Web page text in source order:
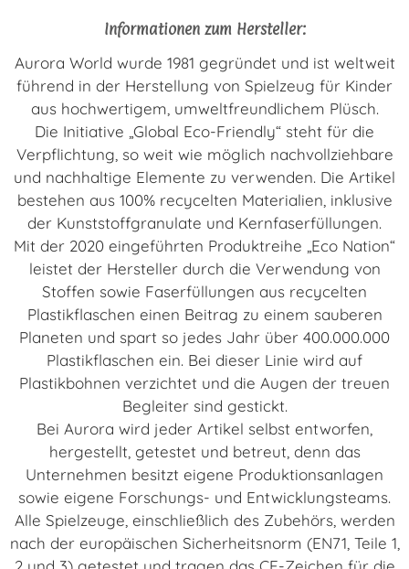
Informationen zum Hersteller:
Aurora World wurde 1981 gegründet und ist weltweit
führend in der Herstellung von Spielzeug für Kinder
aus hochwertigem, umweltfreundlichem Plüsch.
Die Initiative „Global Eco-Friendly“ steht für die
Verpflichtung, so weit wie möglich nachvollziehbare
und nachhaltige Elemente zu verwenden. Die Artikel
bestehen aus 100% recycelten Materialien, inklusive
der Kunststoffgranulate und Kernfaserfüllungen.
Mit der 2020 eingeführten Produktreihe „Eco Nation“
leistet der Hersteller durch die Verwendung von
Stoffen sowie Faserfüllungen aus recycelten
Plastikflaschen einen Beitrag zu einem sauberen
Planeten und spart so jedes Jahr über 400.000.000
Plastikflaschen ein. Bei dieser Linie wird auf
Plastikbohnen verzichtet und die Augen der treuen
Begleiter sind gestickt.
Bei Aurora wird jeder Artikel selbst entworfen,
hergestellt, getestet und betreut, denn das
Unternehmen besitzt eigene Produktionsanlagen
sowie eigene Forschungs- und Entwicklungsteams.
Alle Spielzeuge, einschließlich des Zubehörs, werden
nach der europäischen Sicherheitsnorm (EN71, Teile 1,